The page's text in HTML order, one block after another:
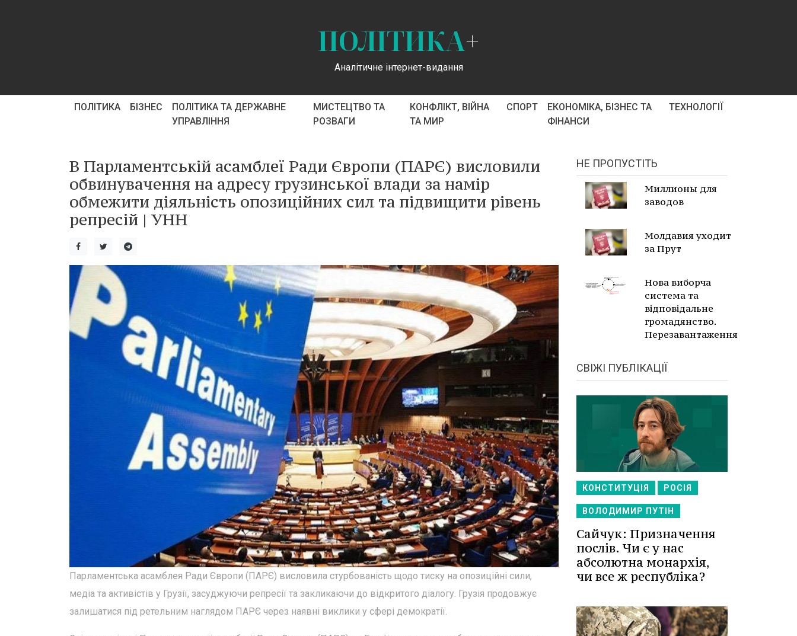
ПОЛІТИКА+
Аналітичне інтернет-видання
ПОЛІТИКА БІЗНЕС
ПОЛІТИКА ТА ДЕРЖАВНЕ
УПРАВЛІННЯ
МИСТЕЦТВО ТА
РОЗВАГИ
КОНФЛІКТ, ВІЙНА
ТА МИР
СПОРТ
ЕКОНОМІКА, БІЗНЕС ТА
ФІНАНСИ
ТЕХНОЛОГІЇ
В Парламентській асамблеї Ради Європи (ПАРЄ) висловили
обвинувачення на адресу грузинської влади за намір
обмежити діяльність опозиційних сил та підвищити рівень
репресій | УНН
Парламентська асамблея Ради Європи (ПАРЄ) висловила стурбованість щодо тиску на опозиційні сили,
медіа та активістів у Грузії, засуджуючи репресії та закликаючи до відкритого діалогу. Грузія продовжує
залишатися під ретельним наглядом ПАРЄ через наявні виклики у сфері демократії.
НЕ ПРОПУСТІТЬ
Миллионы для
заводов
Молдавия уходит
за Прут
Нова виборча
система та
відповідальне
громадянство.
Перезавантаження
СВІЖІ ПУБЛІКАЦІЇ
КОНСТИТУЦІЯ РОСІЯ
ВОЛОДИМИР ПУТІН
Сайчук: Призначення
послів. Чи є у нас
абсолютна монархія,
чи все ж республіка?